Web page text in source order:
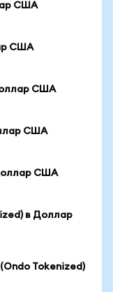
США
США
США
США
США
в Доллар
(Ondo Tokenized)